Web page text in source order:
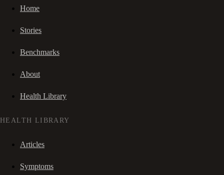
Home
Stories
Benchmarks
About
Health Library
HEALTH LIBRARY
Articles
Symptoms